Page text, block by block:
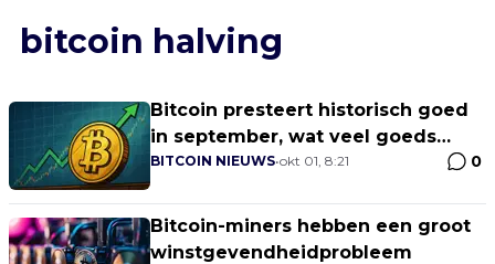
bitcoin halving
Bitcoin presteert historisch goed
in september, wat veel goeds
betekent voor oktober
BITCOIN NIEUWS•okt 01, 8:21 0
Bitcoin-miners hebben een groot
winstgevendheidprobleem